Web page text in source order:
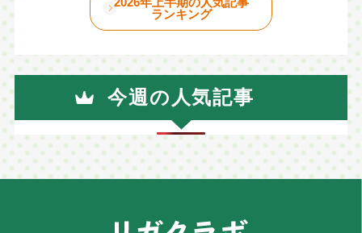
ランキング
今週の人気記事